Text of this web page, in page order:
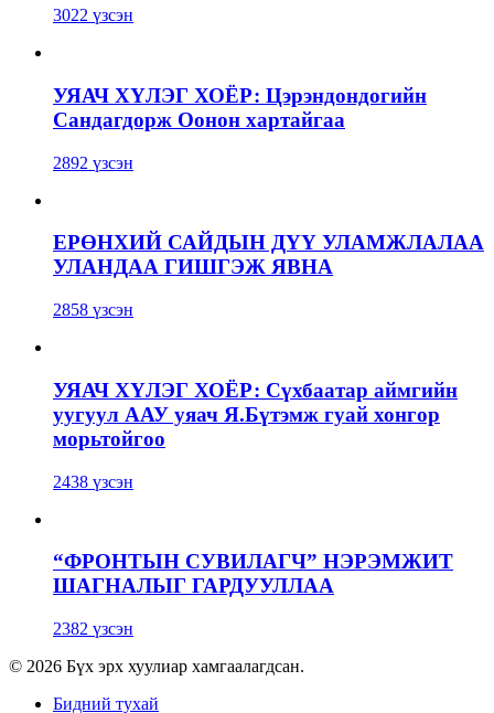
3022 үзсэн
УЯАЧ ХҮЛЭГ ХОЁР: Цэрэндондогийн
Сандагдорж Оонон хартайгаа
2892 үзсэн
ЕРӨНХИЙ САЙДЫН ДҮҮ УЛАМЖЛАЛАА
УЛАНДАА ГИШГЭЖ ЯВНА
2858 үзсэн
УЯАЧ ХҮЛЭГ ХОЁР: Сүхбаатар аймгийн
уугуул ААУ уяач Я.Бүтэмж гуай хонгор
морьтойгоо
2438 үзсэн
“ФРОНТЫН СУВИЛАГЧ” НЭРЭМЖИТ
ШАГНАЛЫГ ГАРДУУЛЛАА
2382 үзсэн
© 2026 Бүх эрх хуулиар хамгаалагдсан.
Бидний тухай